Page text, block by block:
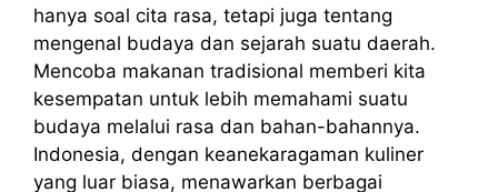
hanya soal cita rasa, tetapi juga tentang
mengenal budaya dan sejarah suatu daerah.
Mencoba makanan tradisional memberi kita
kesempatan untuk lebih memahami suatu
budaya melalui rasa dan bahan-bahannya.
Indonesia, dengan keanekaragaman kuliner
yang luar biasa, menawarkan berbagai